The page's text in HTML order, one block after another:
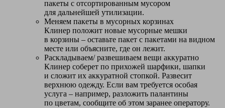
пакеты с отсортированным мусором
для дальнейшей утилизации.
Меняем пакеты в мусорных корзинах
Клинер положит новые мусорные мешки
в корзины – оставьте пакет с пакетами на видном
месте или объясните, где он лежит.
Раскладываем/ развешиваем вещи аккуратно
Клинер соберет по прихожей шарфики, шапки
и сложит их аккуратной стопкой. Развесит
верхнюю одежду. Если вам требуется особая
услуга – например, разложить палантины
по цветам, сообщите об этом заранее оператору.